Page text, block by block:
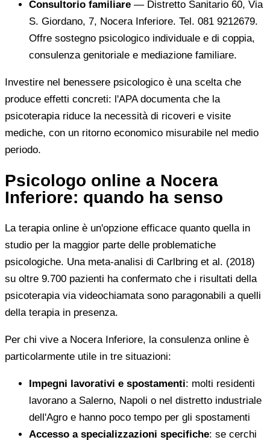
Consultorio familiare — Distretto Sanitario 60, Via
S. Giordano, 7, Nocera Inferiore. Tel. 081 9212679.
Offre sostegno psicologico individuale e di coppia,
consulenza genitoriale e mediazione familiare.
Investire nel benessere psicologico è una scelta che
produce effetti concreti: l'APA documenta che la
psicoterapia riduce la necessità di ricoveri e visite
mediche, con un ritorno economico misurabile nel medio
periodo.
Psicologo online a Nocera
Inferiore: quando ha senso
La terapia online è un'opzione efficace quanto quella in
studio per la maggior parte delle problematiche
psicologiche. Una meta-analisi di Carlbring et al. (2018)
su oltre 9.700 pazienti ha confermato che i risultati della
psicoterapia via videochiamata sono paragonabili a quelli
della terapia in presenza.
Per chi vive a Nocera Inferiore, la consulenza online è
particolarmente utile in tre situazioni:
Impegni lavorativi e spostamenti: molti residenti
lavorano a Salerno, Napoli o nel distretto industriale
dell'Agro e hanno poco tempo per gli spostamenti
Accesso a specializzazioni specifiche: se cerchi